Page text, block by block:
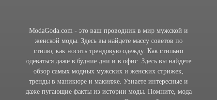
ModaGoda.com - это ваш проводник в мир мужской и
женской моды. Здесь вы найдете массу советов по
стилю, как носить трендовую одежду. Как стильно
одеваться даже в будние дни и в офис. Здесь вы найдете
обзор самых модных мужских и женских стрижек,
тренды в маникюре и макияже. Узнаете интересные и
даже пугающие факты из истории моды. Помните, мода